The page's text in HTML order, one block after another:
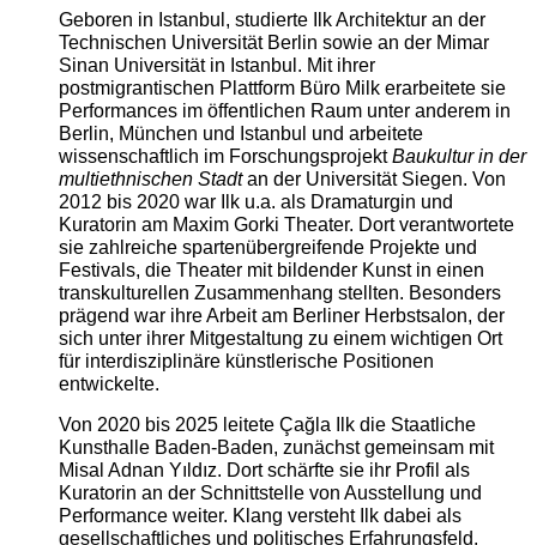
Geboren in Istanbul, studierte Ilk Architektur an der
Technischen Universität Berlin sowie an der Mimar
Sinan Universität in Istanbul. Mit ihrer
postmigrantischen Plattform Büro Milk erarbeitete sie
Performances im öffentlichen Raum unter anderem in
Berlin, München und Istanbul und arbeitete
wissenschaftlich im ForschungsprojektBaukultur in der
multiethnischen Stadtan der Universität Siegen. Von
2012 bis 2020 war Ilk u.a. als Dramaturgin und
Kuratorin am Maxim Gorki Theater. Dort verantwortete
sie zahlreiche spartenübergreifende Projekte und
Festivals, die Theater mit bildender Kunst in einen
transkulturellen Zusammenhang stellten. Besonders
prägend war ihre Arbeit am Berliner Herbstsalon, der
sich unter ihrer Mitgestaltung zu einem wichtigen Ort
für interdisziplinäre künstlerische Positionen
entwickelte.
Von 2020 bis 2025 leitete Çağla Ilk die Staatliche
Kunsthalle Baden-Baden, zunächst gemeinsam mit
Misal Adnan Yıldız. Dort schärfte sie ihr Profil als
Kuratorin an der Schnittstelle von Ausstellung und
Performance weiter. Klang versteht Ilk dabei als
gesellschaftliches und politisches Erfahrungsfeld.